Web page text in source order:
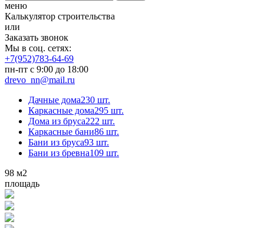
меню
Калькулятор строительства
или
Заказать звонок
Мы в соц. сетях:
+7(952)783-64-69
пн-пт с 9:00 до 18:00
drevo_nn@mail.ru
Дачные дома230 шт.
Каркасные дома295 шт.
Дома из бруса222 шт.
Каркасные бани86 шт.
Бани из бруса93 шт.
Бани из бревна109 шт.
98 м2
площадь